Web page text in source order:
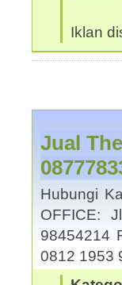
Iklan
Jual
Hubungi
OFFICE:
98454214
0812 1953